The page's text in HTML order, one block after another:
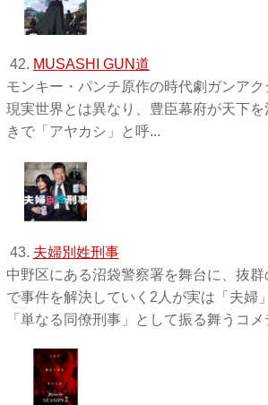
42. MUSASHI GUN道
モンキー・パンチ原作の時代劇ガンアク
現実世界とは異なり、豊臣幕府が天下
きで「アヤカシ」と呼...
43. 夫婦別姓刑事
中野区にある沼袋警察署を舞台に、抜
で事件を解決していく2人が実は「夫婦
「単なる同僚刑事」として振る舞うコメ